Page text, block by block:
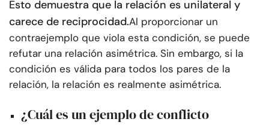
Esto demuestra que la relación es unilateral y
carece de reciprocidad.Al proporcionar un
contraejemplo que viola esta condición, se puede
refutar una relación asimétrica. Sin embargo, si la
condición es válida para todos los pares de la
relación, la relación es realmente asimétrica.
¿Cuál es un ejemplo de conflicto